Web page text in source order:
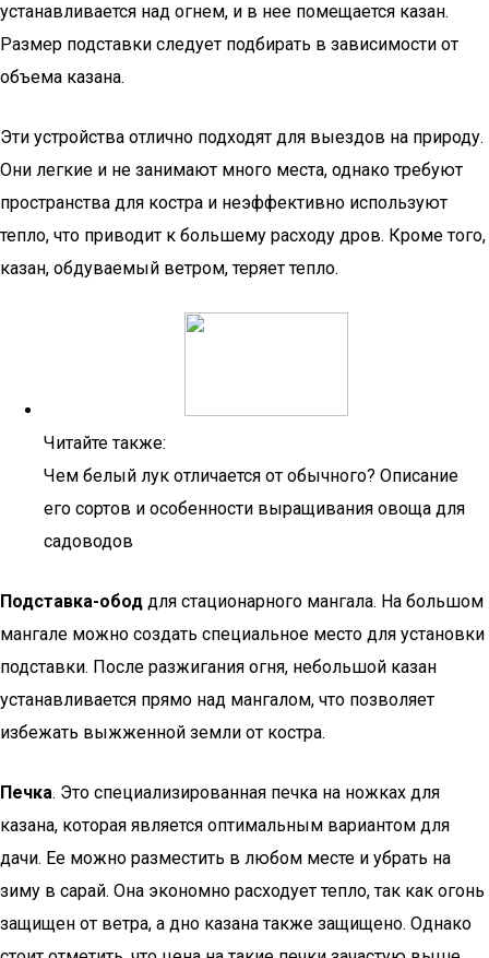
устанавливается над огнем, и в нее помещается казан.
Размер подставки следует подбирать в зависимости от
объема казана.
Эти устройства отлично подходят для выездов на природу.
Они легкие и не занимают много места, однако требуют
пространства для костра и неэффективно используют
тепло, что приводит к большему расходу дров. Кроме того,
казан, обдуваемый ветром, теряет тепло.
Читайте также:
Чем белый лук отличается от обычного? Описание
его сортов и особенности выращивания овоща для
садоводов
Подставка-обод для стационарного мангала. На большом
мангале можно создать специальное место для установки
подставки. После разжигания огня, небольшой казан
устанавливается прямо над мангалом, что позволяет
избежать выжженной земли от костра.
Печка. Это специализированная печка на ножках для
казана, которая является оптимальным вариантом для
дачи. Ее можно разместить в любом месте и убрать на
зиму в сарай. Она экономно расходует тепло, так как огонь
защищен от ветра, а дно казана также защищено. Однако